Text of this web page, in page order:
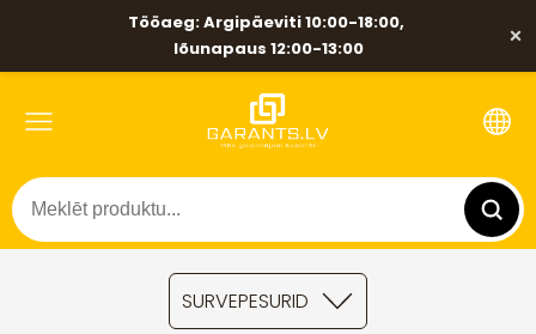
Tööaeg: Argipäeviti 10:00-18:00,
lõunapaus 12:00-13:00
×
SURVEPESURID